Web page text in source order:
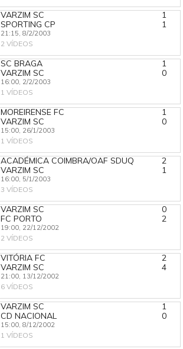
VARZIM SC
1
SPORTING CP
1
21:15, 8/2/2003
2 VÍDEOS
SC BRAGA
1
VARZIM SC
0
16:00, 2/2/2003
1 VÍDEOS
MOREIRENSE FC
1
VARZIM SC
0
15:00, 26/1/2003
1 VÍDEOS
ACADÉMICA COIMBRA/OAF SDUQ
2
VARZIM SC
1
16:00, 5/1/2003
3 VÍDEOS
VARZIM SC
0
FC PORTO
2
19:00, 22/12/2002
2 VÍDEOS
VITÓRIA FC
2
VARZIM SC
4
21:00, 13/12/2002
6 VÍDEOS
VARZIM SC
1
CD NACIONAL
0
15:00, 8/12/2002
1 VÍDEOS